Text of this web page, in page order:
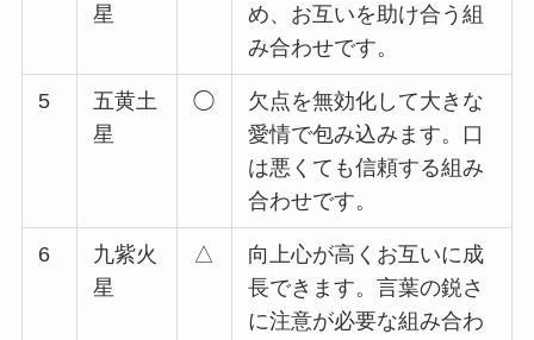
星
め、お互いを助け合う組
み合わせです。
5
五黄土
星
◯
欠点を無効化して大きな
愛情で包み込みます。口
は悪くても信頼する組み
合わせです。
6
九紫火
星
△
向上心が高くお互いに成
長できます。言葉の鋭さ
に注意が必要な組み合わ